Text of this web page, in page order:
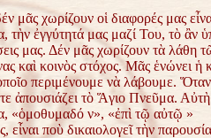
μᾶς χωρίζουν οἱ διαφορές μας
τὴν ἐγγύτητά μας μαζί Του, τὸ ἂν
μας. Δέν μᾶς χωρίζουν τὰ λάθη
καὶ κοινὸς στόχος. Μᾶς ἑνώνει ἡ
περιμένουμε νὰ λάβουμε. Ὅταν
ἀπουσιάζει τὸ Ἅγιο Πνεῦμα.
«ὁμοθυμαδό ν», «ἐπὶ τῷ αὐτῷ »
ποὺ δικαιολογεῖ τὴν